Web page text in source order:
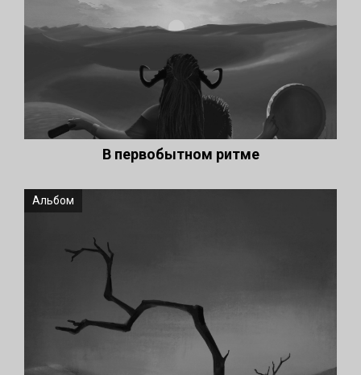
В первобытном ритме
Альбом